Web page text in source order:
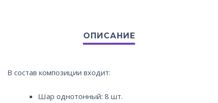
В состав композиции входит:
Шар однотонный: 8 шт.